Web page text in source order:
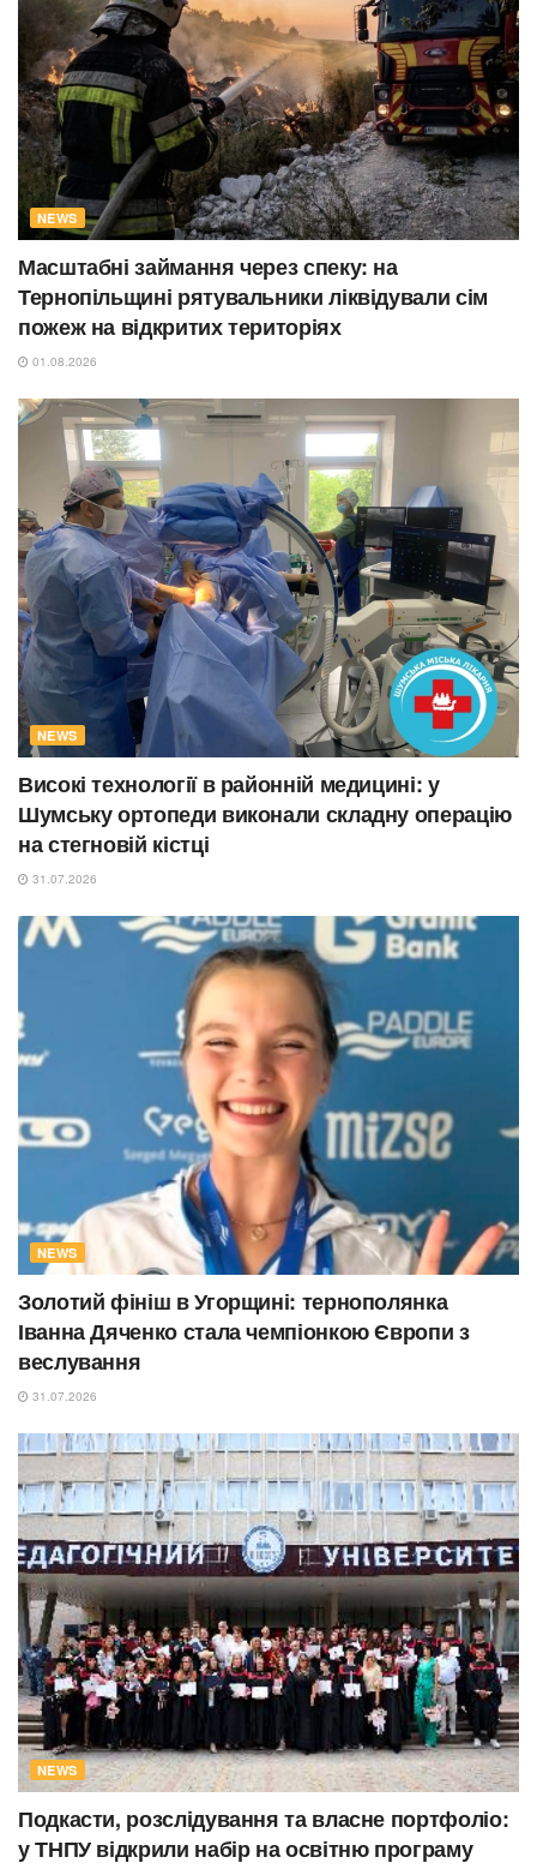
NEWS
Масштабні займання через спеку: на
Тернопільщині рятувальники ліквідували сім
пожеж на відкритих територіях
01.08.2026
NEWS
Високі технології в районній медицині: у
Шумську ортопеди виконали складну операцію
на стегновій кістці
31.07.2026
NEWS
Золотий фініш в Угорщині: тернополянка
Іванна Дяченко стала чемпіонкою Європи з
веслування
31.07.2026
NEWS
Подкасти, розслідування та власне портфоліо:
у ТНПУ відкрили набір на освітню програму